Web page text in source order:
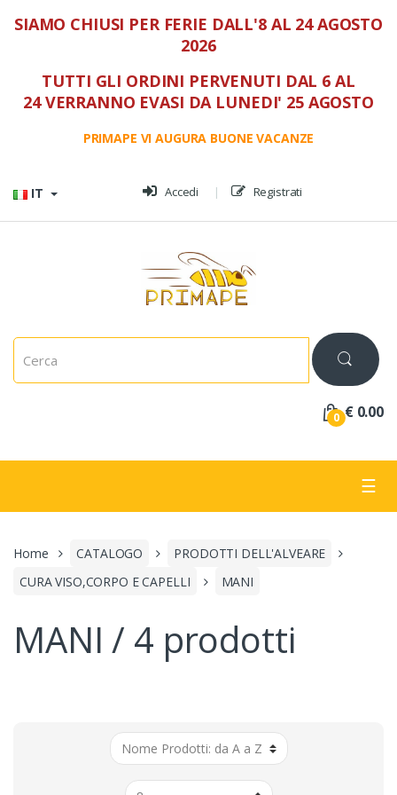
SIAMO CHIUSI PER FERIE DALL'8 AL 24 AGOSTO
2026
TUTTI GLI ORDINI PERVENUTI DAL 6 AL
24 VERRANNO EVASI DA LUNEDI' 25 AGOSTO
PRIMAPE VI AUGURA BUONE VACANZE
IT
Accedi Registrati
C
0 € 0.00
☰
Home CATALOGO
PRODOTTI DELL'ALVEARE
CURA VISO,CORPO E CAPELLI
MANI
MANI / 4 prodotti